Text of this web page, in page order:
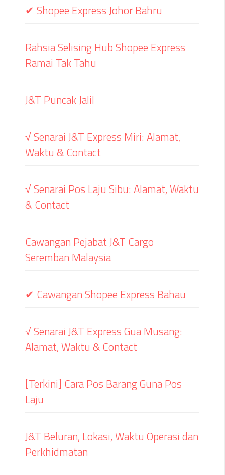
✔ Shopee Express Johor Bahru
Rahsia Selising Hub Shopee Express
Ramai Tak Tahu
J&T Puncak Jalil
√ Senarai J&T Express Miri: Alamat,
Waktu & Contact
√ Senarai Pos Laju Sibu: Alamat, Waktu
& Contact
Cawangan Pejabat J&T Cargo
Seremban Malaysia
✔ Cawangan Shopee Express Bahau
√ Senarai J&T Express Gua Musang:
Alamat, Waktu & Contact
[Terkini] Cara Pos Barang Guna Pos
Laju
J&T Beluran, Lokasi, Waktu Operasi dan
Perkhidmatan